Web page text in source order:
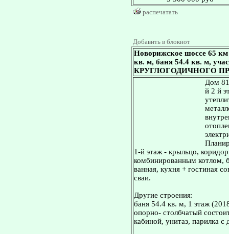
распечатать
Добавить в блокнот
Новорижское шоссе 65
кв. м, баня 54.4 кв. м,
КРУГЛОГОДИЧНОГО
Дом
й 2 й
1-й этаж - крыльцо,
комбинированным котлом,
ванная, кухня + гостиная
сваи.
Другие строения:
баня 54.4 кв. м, 1 этаж
опорно- столбчатый
кабиной, унитаз, парилка с